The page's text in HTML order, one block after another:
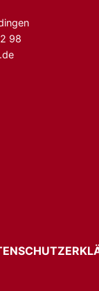
98